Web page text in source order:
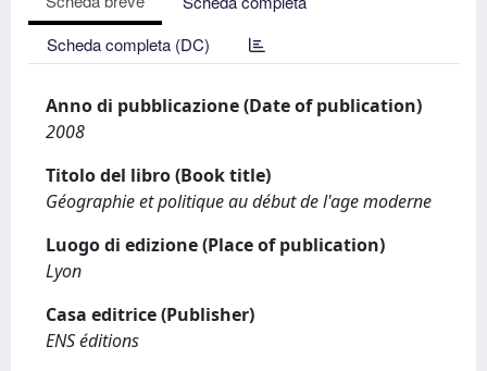
Scheda completa (DC)
Anno di pubblicazione (Date of publication)
2008
Titolo del libro (Book title)
Géographie et politique au début de l'age moderne
Luogo di edizione (Place of publication)
Lyon
Casa editrice (Publisher)
ENS éditions